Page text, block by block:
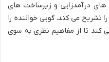
های درآمدزایی و زیرساخت های
تشریح می کند، گویی خواننده را
کند تا از مفاهیم نظری به سوی